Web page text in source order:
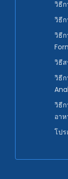
วิธี
วิธี
วิธี
วิธี
วิธี
วิธี
อาห
โป